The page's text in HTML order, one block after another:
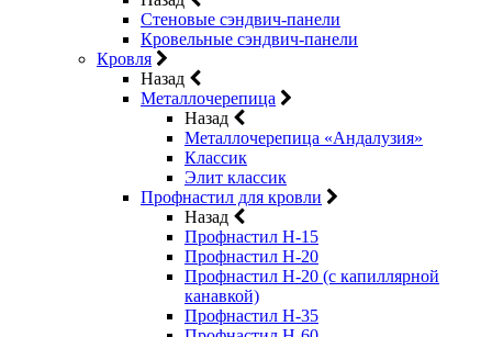
Стеновые сэндвич-панели
Кровельные сэндвич-панели
Кровля
Назад
Металлочерепица
Назад
Металлочерепица «Андалузия»
Классик
Элит классик
Профнастил для кровли
Назад
Профнастил Н-15
Профнастил Н-20
Профнастил Н-20 (с капиллярной
канавкой)
Профнастил Н-35